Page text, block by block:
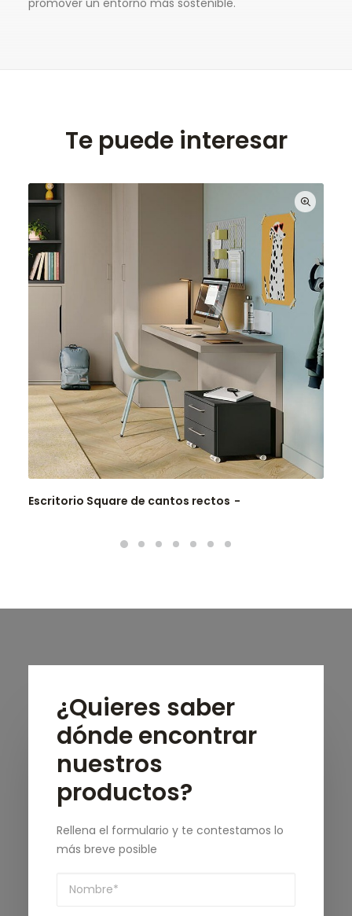
promover un entorno más sostenible.
Te puede interesar
Escritorio Square de cantos rectos
¿Quieres saber
dónde encontrar
nuestros
productos?
Rellena el formulario y te contestamos lo
más breve posible